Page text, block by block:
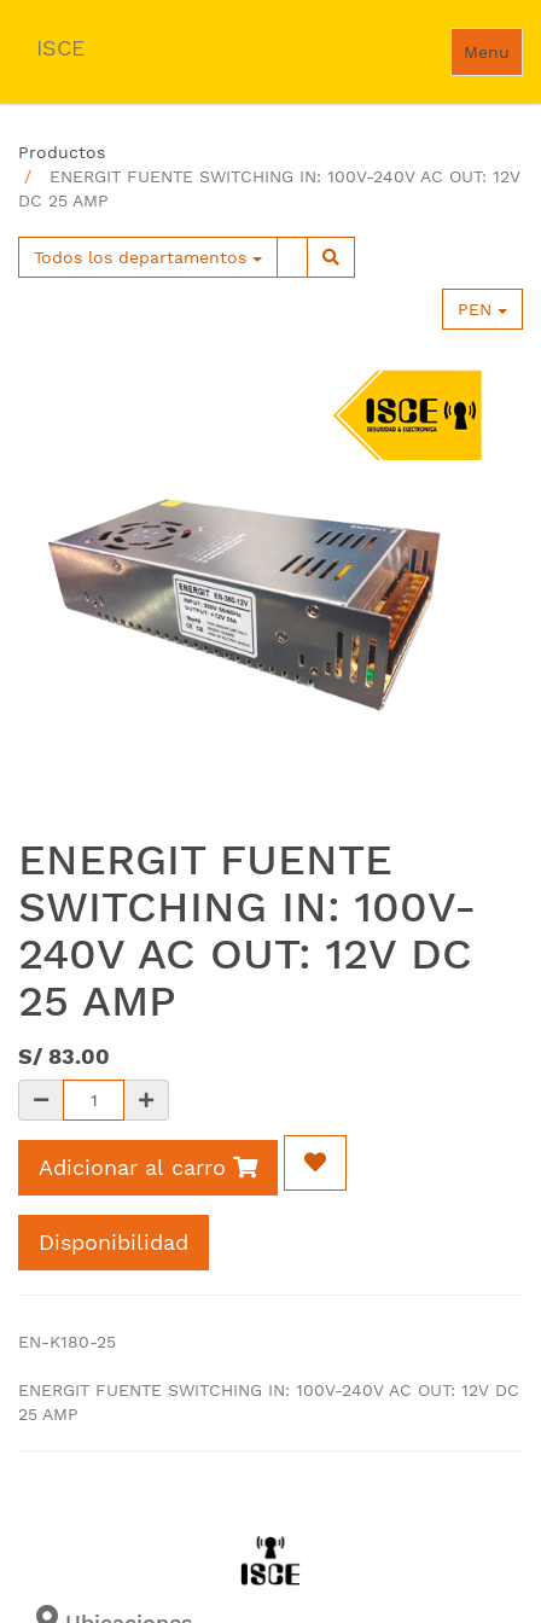
Menu
ISCE
Productos
ENERGIT FUENTE SWITCHING IN: 100V-240V AC OUT: 12V
DC 25 AMP
Todos los departamentos
PEN
ENERGIT FUENTE
SWITCHING IN: 100V-
240V AC OUT: 12V DC
25 AMP
S/ 83.00
Adicionar al carro
Disponibilidad
EN-K180-25
ENERGIT FUENTE SWITCHING IN: 100V-240V AC OUT: 12V DC
25 AMP